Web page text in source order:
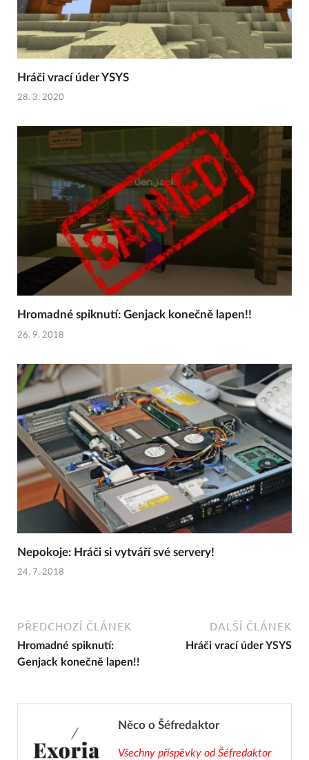
Hráči vrací úder YSYS
28. 3. 2020
Hromadné spiknutí: Genjack konečně lapen!!
26. 9. 2018
Nepokoje: Hráči si vytváří své servery!
24. 7. 2018
PŘEDCHOZÍ ČLÁNEK
Hromadné spiknutí:
Genjack konečně lapen!!
DALŠÍ ČLÁNEK
Hráči vrací úder YSYS
Něco o Šéfredaktor
Všechny příspěvky od Šéfredaktor